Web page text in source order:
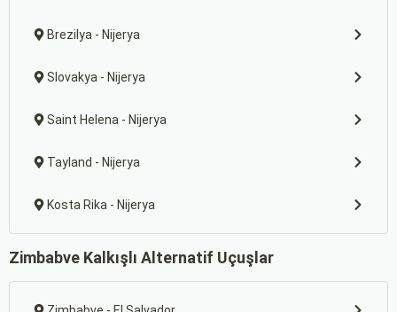
Brezilya - Nijerya
Slovakya - Nijerya
Saint Helena - Nijerya
Tayland - Nijerya
Kosta Rika - Nijerya
Zimbabve Kalkışlı Alternatif Uçuşlar